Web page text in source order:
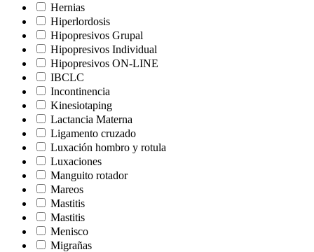
Hernias
Hiperlordosis
Hipopresivos Grupal
Hipopresivos Individual
Hipopresivos ON-LINE
IBCLC
Incontinencia
Kinesiotaping
Lactancia Materna
Ligamento cruzado
Luxación hombro y rotula
Luxaciones
Manguito rotador
Mareos
Mastitis
Mastitis
Menisco
Migrañas